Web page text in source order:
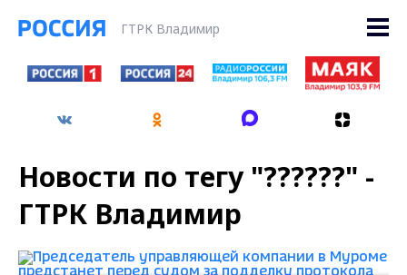
ГТРК Владимир
Новости по тегу "??????" -
ГТРК Владимир